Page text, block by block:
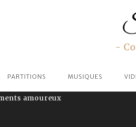
PARTITIONS MUSIQUES
amoureux